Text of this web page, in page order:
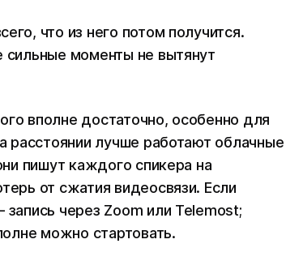
что из него потом получится.
сильные моменты не вытянут
вполне достаточно, особенно для
расстоянии лучше работают облачные
пишут каждого спикера на
от сжатия видеосвязи. Если
через Zoom или Telemost;
можно стартовать.